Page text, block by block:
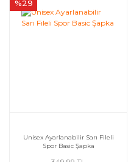
%29
Unisex Ayarlanabilir Sarı Fileli
Spor Basic Şapka